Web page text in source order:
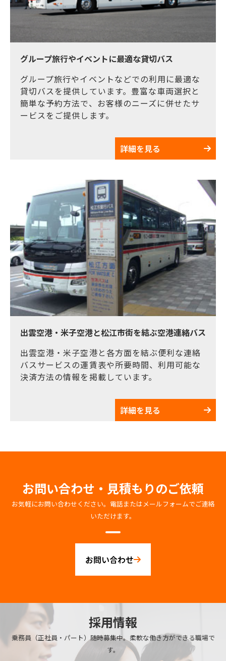
グループ旅行やイベントに最適な貸切バス
グループ旅行やイベントなどでの利用に最適な
貸切バスを提供しています。豊富な車両選択と
簡単な予約方法で、お客様のニーズに併せたサ
ービスをご提供します。
詳細を見る
出雲空港・米子空港と松江市街を結ぶ空港連絡バス
出雲空港・米子空港と各方面を結ぶ便利な連絡
バスサービスの運賃表や所要時間、利用可能な
決済方法の情報を掲載しています。
詳細を見る
お問い合わせ・見積もりのご依頼
お気軽にお問い合わせください。電話またはメールフォームでご連絡
いただけます。
お問い合わせ
採用情報
乗務員（正社員・パート）随時募集中。柔軟な働き方ができる職場で
す。